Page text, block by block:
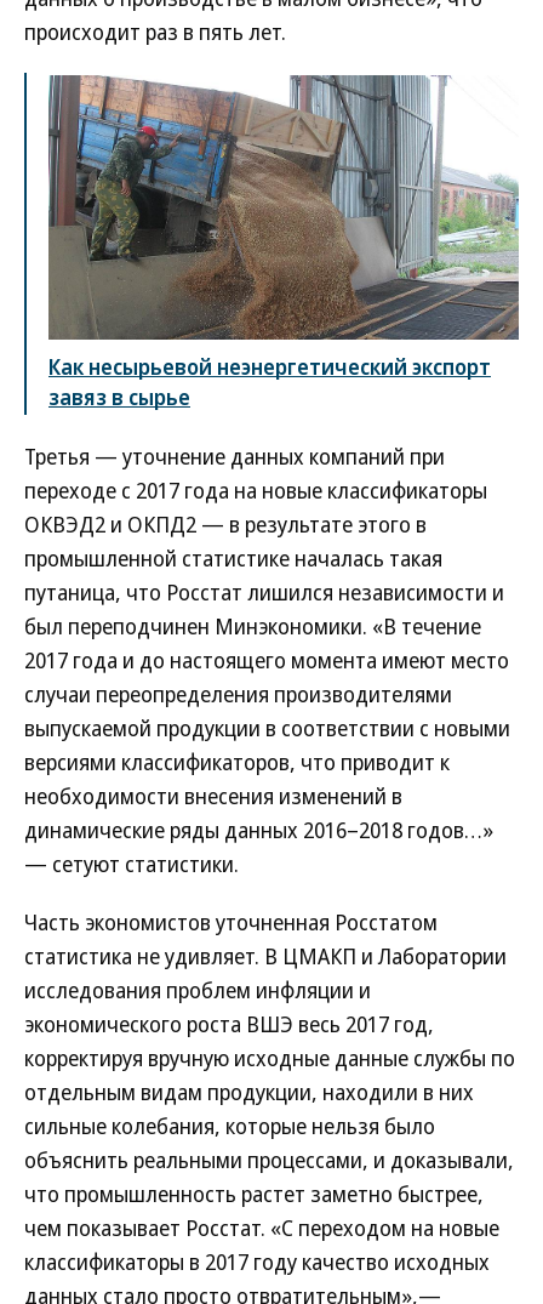
происходит раз в пять лет.
Как несырьевой неэнергетический экспорт
завяз в сырье
Третья — уточнение данных компаний при
переходе с 2017 года на новые классификаторы
ОКВЭД2 и ОКПД2 — в результате этого в
промышленной статистике началась такая
путаница, что Росстат лишился независимости и
был переподчинен Минэкономики. «В течение
2017 года и до настоящего момента имеют место
случаи переопределения производителями
выпускаемой продукции в соответствии с новыми
версиями классификаторов, что приводит к
необходимости внесения изменений в
динамические ряды данных 2016–2018 годов…»
— сетуют статистики.
Часть экономистов уточненная Росстатом
статистика не удивляет. В ЦМАКП и Лаборатории
исследования проблем инфляции и
экономического роста ВШЭ весь 2017 год,
корректируя вручную исходные данные службы по
отдельным видам продукции, находили в них
сильные колебания, которые нельзя было
объяснить реальными процессами, и доказывали,
что промышленность растет заметно быстрее,
чем показывает Росстат. «С переходом на новые
классификаторы в 2017 году качество исходных
данных стало просто отвратительным»,—